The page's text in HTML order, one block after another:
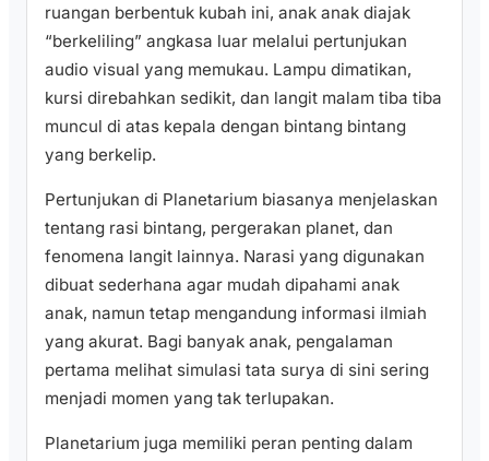
ruangan berbentuk kubah ini, anak anak diajak
“berkeliling” angkasa luar melalui pertunjukan
audio visual yang memukau. Lampu dimatikan,
kursi direbahkan sedikit, dan langit malam tiba tiba
muncul di atas kepala dengan bintang bintang
yang berkelip.
Pertunjukan di Planetarium biasanya menjelaskan
tentang rasi bintang, pergerakan planet, dan
fenomena langit lainnya. Narasi yang digunakan
dibuat sederhana agar mudah dipahami anak
anak, namun tetap mengandung informasi ilmiah
yang akurat. Bagi banyak anak, pengalaman
pertama melihat simulasi tata surya di sini sering
menjadi momen yang tak terlupakan.
Planetarium juga memiliki peran penting dalam